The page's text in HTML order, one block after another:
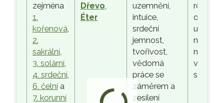
zejména
1.
kořenová,
2.
sakrální,
3. solární,
4. srdeční,
6. čelnía
7. korunní
Dřevo,
Éter
uzemnění,
intuice,
srdeční
jemnost,
tvořivost,
vědomá
práce se
záměrem a
zesílení
obnova
napětí,
návrat k
středu